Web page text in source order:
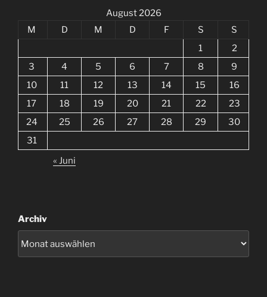
August 2026
M
D M D F S
S
1
2
3
4 5 6 7 8
9
10
11 12 13 14 15
16
17
18 19 20 21 22
23
24
25 26 27 28 29
30
31
« Juni
Archiv